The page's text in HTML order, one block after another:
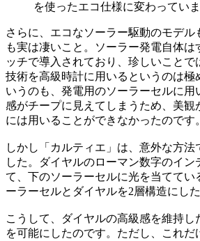
を使ったエコ仕様に変わってい
さらに、エコなソーラー駆動のモデ
も実は凄いこと。ソーラー発電自体は
ッチで導入されており、珍しいこと
技術を高級時計に用いるというのは極
いうのも、発電用のソーラーセルに用
感がチープに見えてしまうため、美観
には用いることができなかったのです。
しかし「カルティエ」は、意外な方法
した。ダイヤルのローマン数字のイン
て、下のソーラーセルに光を当ててい
ーラーセルとダイヤルを2層構造にした
こうして、ダイヤルの高級感を維持し
を可能にしたのです。ただし、これだ